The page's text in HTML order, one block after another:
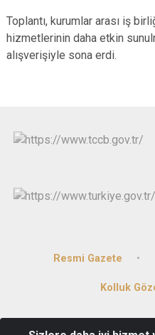
Toplantı, kurumlar arası iş
hizmetlerinin daha etkin
alışverişiyle sona erdi.
Resmi Gazete
Kolluk